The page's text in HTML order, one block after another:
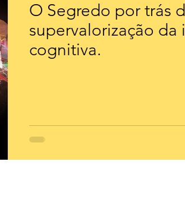
O Segredo por trás
supervalorização da
cognitiva.